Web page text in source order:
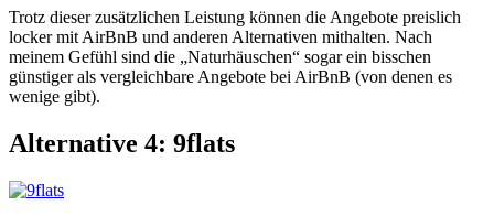
Trotz dieser zusätzlichen Leistung können die Angebote preislich
locker mit AirBnB und anderen Alternativen mithalten. Nach
meinem Gefühl sind die „Naturhäuschen“ sogar ein bisschen
günstiger als vergleichbare Angebote bei AirBnB (von denen es
wenige gibt).
Alternative 4: 9flats